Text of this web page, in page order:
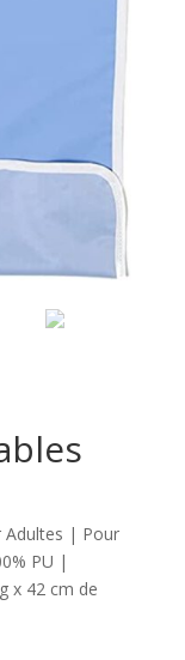
Adultes | Pour
PU |
x 42 cm de